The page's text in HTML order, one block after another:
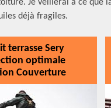
Je veillerai à ce que
déjà fragiles.
terrasse Sery
optimale
Couverture